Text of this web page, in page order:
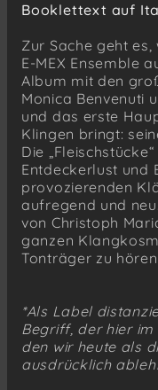
VIIIc. oppure
VIIId. piano
VIIIe. (oppure
IX. e il sonno
X. a me non
XI. duo
XII. ciri
XIIIa. voix
XIIIb. (le nègre)*
XVI. piano
Booklettext auf
Zur Sache geht
E-MEX Ensemble
Album mit den
Monica Benvenuti
und das erste
Klingen bringt:
Die
Entdeckerlust und
provozierenden
aufregend und
von Christoph
ganzen
Tonträger zu
*Als Label
Begriff, der hier
den wir heute als
ausdrücklich